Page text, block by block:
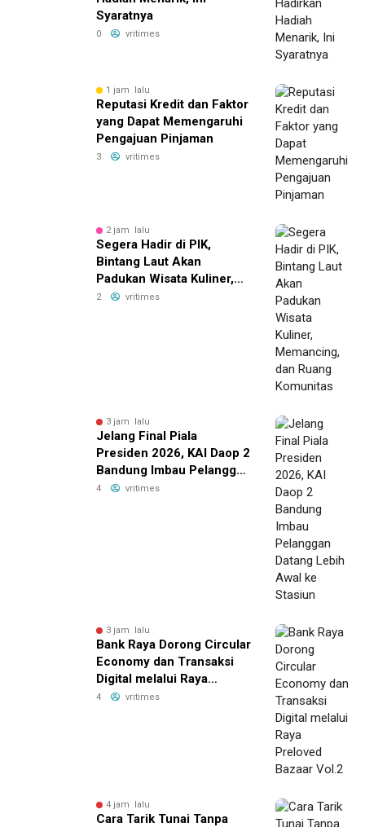
Syaratnya
0 vritimes
1 jam lalu
Reputasi Kredit dan Faktor
yang Dapat Memengaruhi
Pengajuan Pinjaman
3 vritimes
2 jam lalu
Segera Hadir di PIK,
Bintang Laut Akan
Padukan Wisata Kuliner,
Memancing, dan Ruang
2 vritimes
3 jam lalu
Jelang Final Piala
Presiden 2026, KAI Daop 2
Bandung Imbau Pelanggan
Datang Lebih Awal ke
4 vritimes
3 jam lalu
Bank Raya Dorong Circular
Economy dan Transaksi
Digital melalui Raya
Preloved Bazaar Vol.2
4 vritimes
4 jam lalu
Cara Tarik Tunai Tanpa